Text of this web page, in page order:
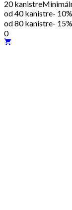
20 kanistre
od 40 kanistre-
od 80 kanistre-
0